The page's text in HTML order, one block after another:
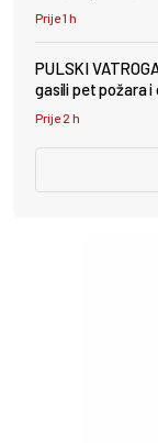
Prije 1 h
PULSKI
gasili pet požara i
Prije 2 h